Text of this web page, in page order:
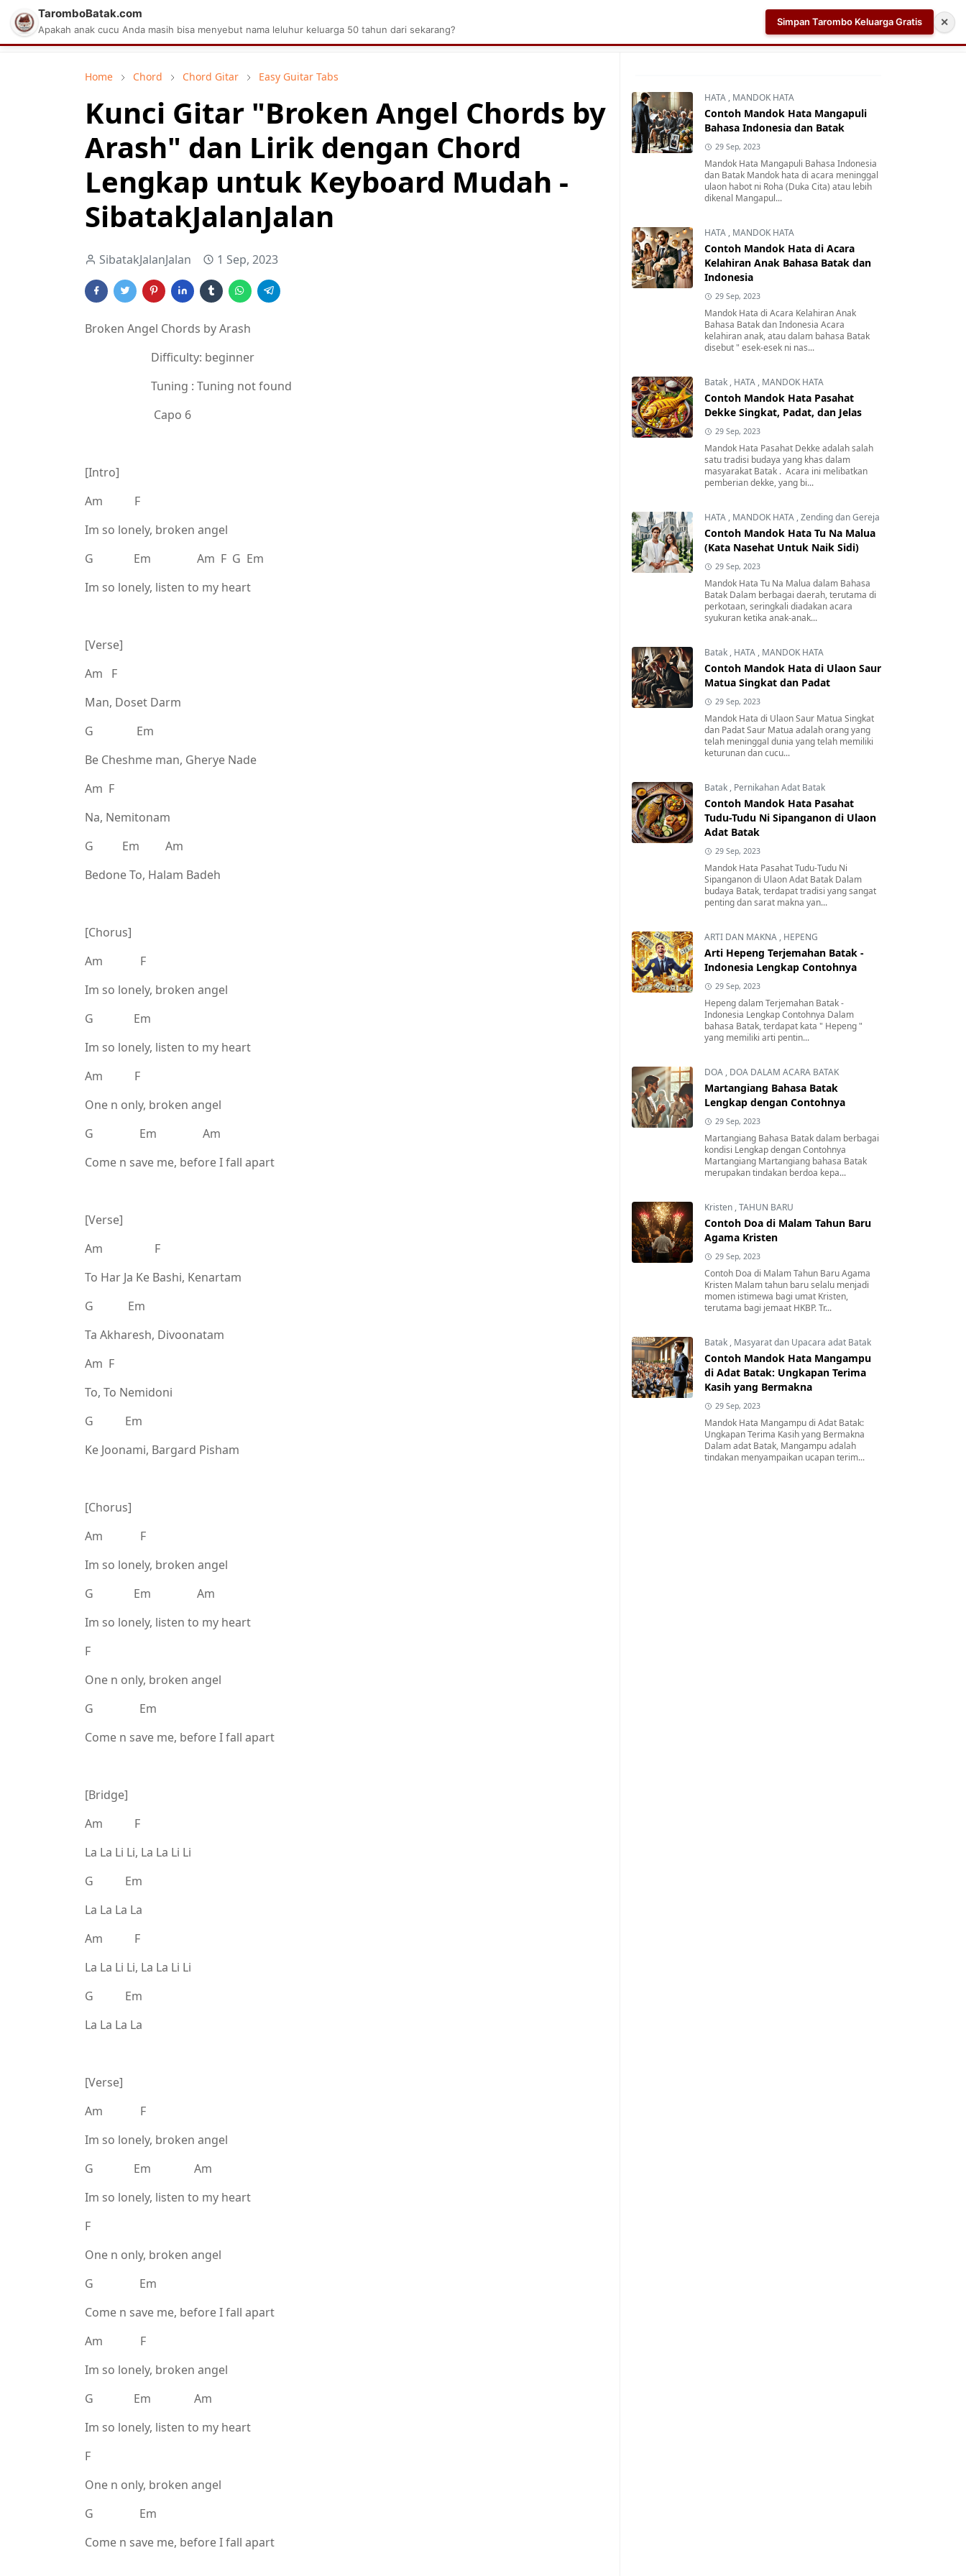
Matius Celcius Sinaga Aplikasi Pabrik Kelapa Sawit Tarombo Batak Aplikasi AI Teleprompter dan Pembuat Skrip Video
Home Chord Chord Gitar Easy Guitar Tabs
Kunci Gitar "Broken Angel Chords by
Arash" dan Lirik dengan Chord
Lengkap untuk Keyboard Mudah -
SibatakJalanJalan
SibatakJalanJalan 1 Sep, 2023
Broken Angel Chords by Arash
Difficulty: beginner
Tuning : Tuning not found
Capo 6
[Intro]
Am F
Im so lonely, broken angel
G Em Am F G Em
Im so lonely, listen to my heart
[Verse]
Am F
Man, Doset Darm
G Em
Be Cheshme man, Gherye Nade
Am F
Na, Nemitonam
G Em Am
Bedone To, Halam Badeh
[Chorus]
Am F
Im so lonely, broken angel
G Em
Im so lonely, listen to my heart
Am F
One n only, broken angel
G Em Am
Come n save me, before I fall apart
[Verse]
Am F
To Har Ja Ke Bashi, Kenartam
G Em
Ta Akharesh, Divoonatam
Am F
To, To Nemidoni
G Em
Ke Joonami, Bargard Pisham
[Chorus]
Am F
Im so lonely, broken angel
G Em Am
Im so lonely, listen to my heart
F
One n only, broken angel
G Em
Come n save me, before I fall apart
[Bridge]
Am F
La La Li Li, La La Li Li
G Em
La La La La
Am F
La La Li Li, La La Li Li
G Em
La La La La
[Verse]
Am F
Im so lonely, broken angel
G Em Am
Im so lonely, listen to my heart
F
One n only, broken angel
G Em
Come n save me, before I fall apart
Am F
Im so lonely, broken angel
G Em Am
Im so lonely, listen to my heart
F
One n only, broken angel
G Em
Come n save me, before I fall apart
HATA , MANDOK HATA
Contoh Mandok Hata Mangapuli
Bahasa Indonesia dan Batak
29 Sep, 2023
Mandok Hata Mangapuli Bahasa Indonesia
dan Batak Mandok hata di acara meninggal
ulaon habot ni Roha (Duka Cita) atau lebih
dikenal Mangapul...
HATA , MANDOK HATA
Contoh Mandok Hata di Acara
Kelahiran Anak Bahasa Batak dan
Indonesia
29 Sep, 2023
Mandok Hata di Acara Kelahiran Anak
Bahasa Batak dan Indonesia Acara
kelahiran anak, atau dalam bahasa Batak
disebut " esek-esek ni nas...
Batak , HATA , MANDOK HATA
Contoh Mandok Hata Pasahat
Dekke Singkat, Padat, dan Jelas
29 Sep, 2023
Mandok Hata Pasahat Dekke adalah salah
satu tradisi budaya yang khas dalam
masyarakat Batak . Acara ini melibatkan
pemberian dekke, yang bi...
HATA , MANDOK HATA ,Zending dan Gereja
Contoh Mandok Hata Tu Na Malua
(Kata Nasehat Untuk Naik Sidi)
29 Sep, 2023
Mandok Hata Tu Na Malua dalam Bahasa
Batak Dalam berbagai daerah, terutama di
perkotaan, seringkali diadakan acara
syukuran ketika anak-anak...
Batak , HATA , MANDOK HATA
Contoh Mandok Hata di Ulaon Saur
Matua Singkat dan Padat
29 Sep, 2023
Mandok Hata di Ulaon Saur Matua Singkat
dan Padat Saur Matua adalah orang yang
telah meninggal dunia yang telah memiliki
keturunan dan cucu...
Batak , Pernikahan Adat Batak
Contoh Mandok Hata Pasahat
Tudu-Tudu Ni Sipanganon di Ulaon
Adat Batak
29 Sep, 2023
Mandok Hata Pasahat Tudu-Tudu Ni
Sipanganon di Ulaon Adat Batak Dalam
budaya Batak, terdapat tradisi yang sangat
penting dan sarat makna yan...
ARTI DAN MAKNA , HEPENG
Arti Hepeng Terjemahan Batak -
Indonesia Lengkap Contohnya
29 Sep, 2023
Hepeng dalam Terjemahan Batak -
Indonesia Lengkap Contohnya Dalam
bahasa Batak, terdapat kata " Hepeng "
yang memiliki arti pentin...
DOA , DOA DALAM ACARA BATAK
Martangiang Bahasa Batak
Lengkap dengan Contohnya
29 Sep, 2023
Martangiang Bahasa Batak dalam berbagai
kondisi Lengkap dengan Contohnya
Martangiang Martangiang bahasa Batak
merupakan tindakan berdoa kepa...
Kristen ,TAHUN BARU
Contoh Doa di Malam Tahun Baru
Agama Kristen
29 Sep, 2023
Contoh Doa di Malam Tahun Baru Agama
Kristen Malam tahun baru selalu menjadi
momen istimewa bagi umat Kristen,
terutama bagi jemaat HKBP. Tr...
Batak , Masyarat dan Upacara adat Batak
Contoh Mandok Hata Mangampu
di Adat Batak: Ungkapan Terima
Kasih yang Bermakna
29 Sep, 2023
Mandok Hata Mangampu di Adat Batak:
Ungkapan Terima Kasih yang Bermakna
Dalam adat Batak, Mangampu adalah
tindakan menyampaikan ucapan terim...
TaromboBatak.com
Apakah anak cucu Anda masih bisa menyebut nama leluhur keluarga 50 tahun dari sekarang?
Simpan Tarombo Keluarga Gratis ✕